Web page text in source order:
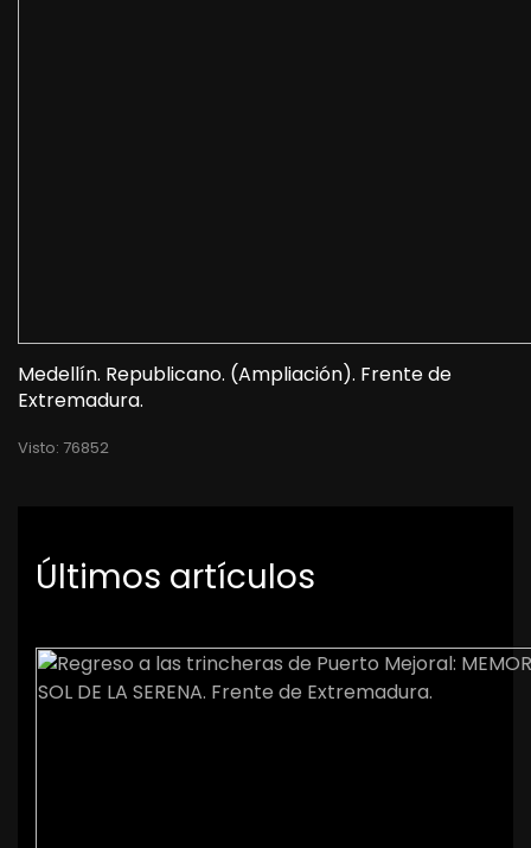
Medellín. Republicano. (Ampliación). Frente de
Extremadura.
Visto: 76852
Últimos artículos